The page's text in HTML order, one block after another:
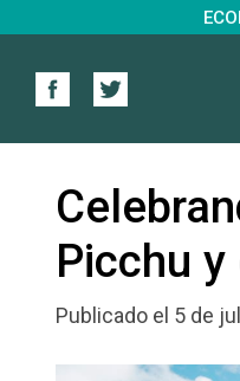
Picchu
Publicado el 5 de